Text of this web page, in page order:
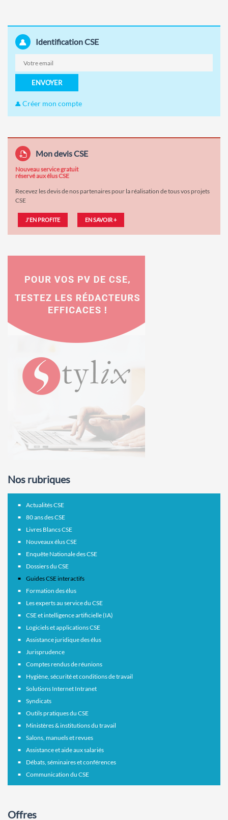
Identification CSE
ENVOYER
Créer mon compte
Mon devis CSE
Nouveau service gratuit
réservé aux élus CSE
Recevez les devis de nos partenaires pour la réalisation de tous vos projets
CSE
J'EN PROFITE EN SAVOIR +
Nos rubriques
Actualités CSE
80 ans des CSE
Livres Blancs CSE
Nouveaux élus CSE
Enquête Nationale des CSE
Dossiers du CSE
Guides CSE interactifs
Formation des élus
Les experts au service du CSE
CSE et intelligence artificielle (IA)
Logiciels et applications CSE
Assistance juridique des élus
Jurisprudence
Comptes rendus de réunions
Hygiène, sécurité et conditions de travail
Solutions Internet Intranet
Syndicats
Outils pratiques du CSE
Ministères & institutions du travail
Salons, manuels et revues
Assistance et aide aux salariés
Débats, séminaires et conférences
Communication du CSE
Offres